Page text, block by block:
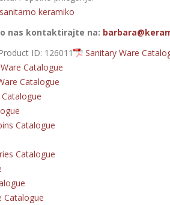
keramiko
nas kontaktirajte na:
ID: 126011
Sanitary Ware
Catalogue
Catalogue
Catalogue
Catalogue
Catalogue